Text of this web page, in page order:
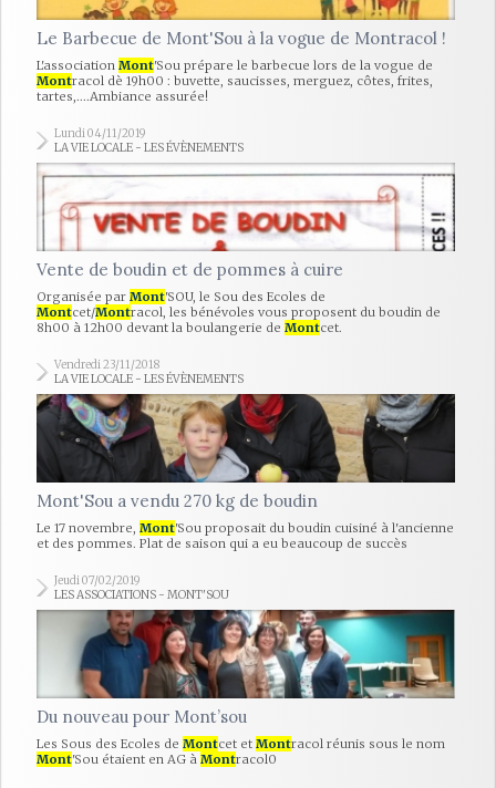
Le Barbecue de Mont'Sou à la vogue de Montracol !
L'association Mont'Sou prépare le barbecue lors de la vogue de
Montracol dè 19h00 : buvette, saucisses, merguez, côtes, frites,
tartes,....Ambiance assurée!
Lundi 04/11/2019
LA VIE LOCALE - LES ÉVÈNEMENTS
Vente de boudin et de pommes à cuire
Organisée par Mont'SOU, le Sou des Ecoles de
Montcet/Montracol, les bénévoles vous proposent du boudin de
8h00 à 12h00 devant la boulangerie de Montcet.
Vendredi 23/11/2018
LA VIE LOCALE - LES ÉVÈNEMENTS
Mont'Sou a vendu 270 kg de boudin
Le 17 novembre, Mont'Sou proposait du boudin cuisiné à l'ancienne
et des pommes. Plat de saison qui a eu beaucoup de succès
Jeudi 07/02/2019
LES ASSOCIATIONS - MONT'SOU
Du nouveau pour Mont’sou
Les Sous des Ecoles de Montcet et Montracol réunis sous le nom
Mont'Sou étaient en AG à Montracol0